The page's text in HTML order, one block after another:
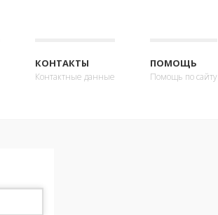
КОНТАКТЫ
Контактные данные
ПОМОЩЬ
Помощь по сайту